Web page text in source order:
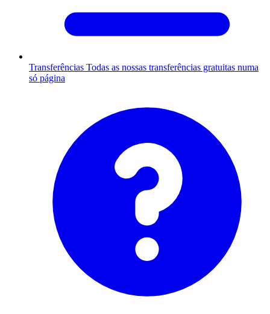
Transferências Todas as nossas transferências gratuitas numa
só página